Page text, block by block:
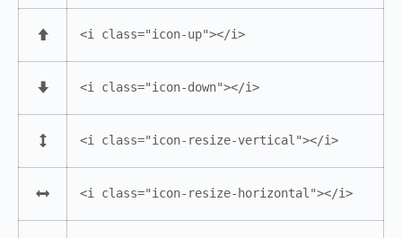
<i class="icon-up"></i>
<i class="icon-down"></i>
<i class="icon-resize-vertical"></i>
<i class="icon-resize-horizontal"></i>